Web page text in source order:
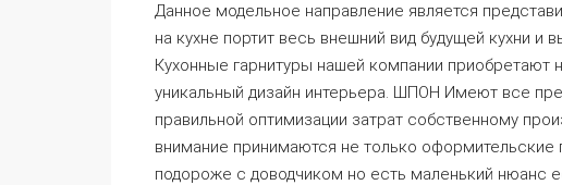
Данное модельное направление является
на кухне портит весь внешний вид будущей кухни и
Кухонные гарнитуры нашей компании приобретают
уникальный дизайн интерьера. ШПОН Имеют все
правильной оптимизации затрат собственному
внимание принимаются не только оформительские
подороже с доводчиком но есть маленький нюанс